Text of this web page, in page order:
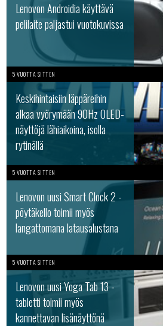
Lenovon Androidia käyttävä
pelilaite paljastui vuotokuvissa
5 VUOTTA SITTEN
Keskihintaisiin läppäreihin
alkaa vyörymään 90Hz OLED-
näyttöjä lähiaikoina, isolla
rytinällä
5 VUOTTA SITTEN
Lenovon uusi Smart Clock 2 -
pöytäkello toimii myös
langattomana latausalustana
5 VUOTTA SITTEN
Lenovon uusi Yoga Tab 13 -
tabletti toimii myös
kannettavan lisänäyttönä